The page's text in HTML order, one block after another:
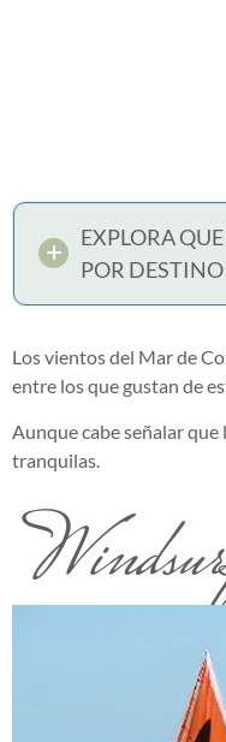
EXPLORA
POR DESTINO
Los vientos del Mar de
entre los que gustan de
Aunque cabe señalar que
tranquilas.